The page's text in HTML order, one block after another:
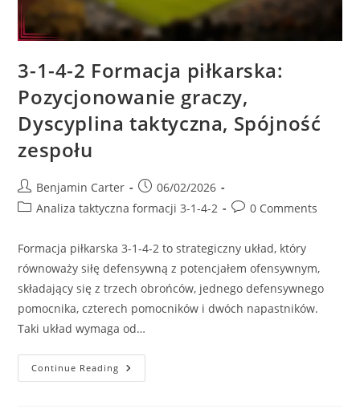
3-1-4-2 Formacja piłkarska:
Pozycjonowanie graczy,
Dyscyplina taktyczna, Spójność
zespołu
Post
author:
Benjamin Carter
Post
published:
06/02/2026
PostAnaliza taktyczna formacji 3-1-4-2
Post0 Comments
Formacja piłkarska 3-1-4-2 to strategiczny układ, który
równoważy siłę defensywną z potencjałem ofensywnym,
składający się z trzech obrońców, jednego defensywnego
pomocnika, czterech pomocników i dwóch napastników.
Taki układ wymaga od…
Continue Reading 3-
1-